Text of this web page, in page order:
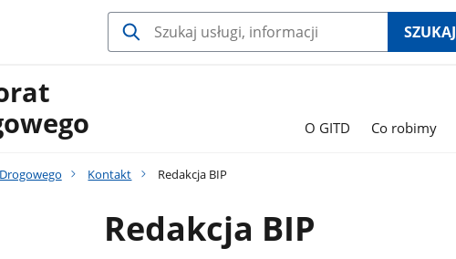
SZUKAJ
O GITD Co robimy
Kontakt Redakcja BIP
Redakcja BIP